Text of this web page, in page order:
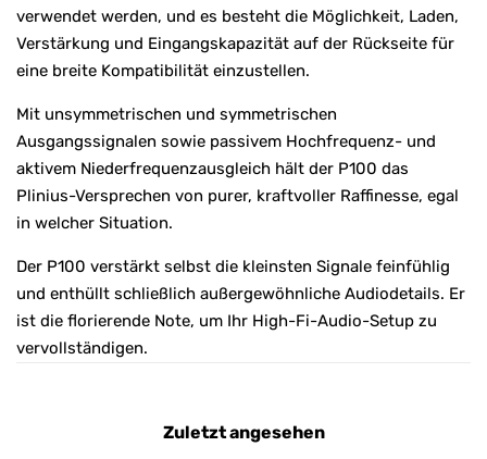
verwendet werden, und es besteht die Möglichkeit, Laden,
Verstärkung und Eingangskapazität auf der Rückseite für
eine breite Kompatibilität einzustellen.
Mit unsymmetrischen und symmetrischen
Ausgangssignalen sowie passivem Hochfrequenz- und
aktivem Niederfrequenzausgleich hält der P100 das
Plinius-Versprechen von purer, kraftvoller Raffinesse, egal
in welcher Situation.
Der P100 verstärkt selbst die kleinsten Signale feinfühlig
und enthüllt schließlich außergewöhnliche Audiodetails. Er
ist die florierende Note, um Ihr High-Fi-Audio-Setup zu
vervollständigen.
Zuletzt angesehen